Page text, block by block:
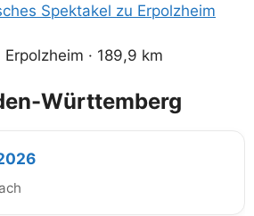
Spektakel zu Erpolzheim
Erpolzheim · 189,9 km
Württemberg